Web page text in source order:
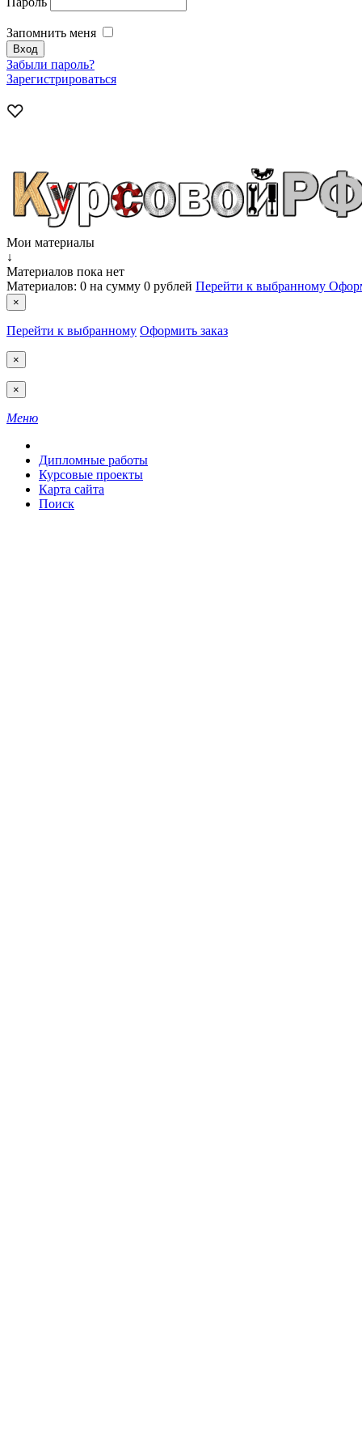
Запомнить меня
Забыли пароль?
Зарегистрироваться
Мои материалы
↓
Материалов пока нет
Материалов: 0 на сумму 0 рублей Перейти к выбранному
×
Перейти к выбранному Оформить заказ
×
×
Меню
Дипломные работы
Курсовые проекты
Карта сайта
Поиск